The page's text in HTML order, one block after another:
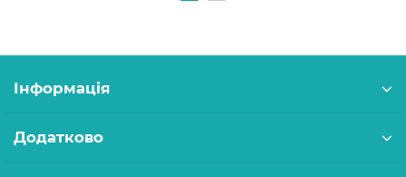
Інформація
Додатково